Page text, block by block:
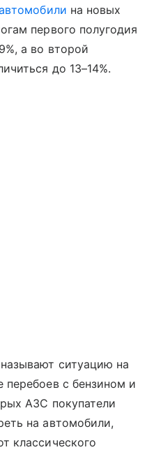
на новых
первого полугодия
а во второй
до 13–14%.
ситуацию на
с бензином и
АЗС покупатели
на автомобили,
классического